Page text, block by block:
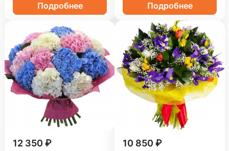
Подробнее Подробнее
12 350 ₽ 10 850 ₽